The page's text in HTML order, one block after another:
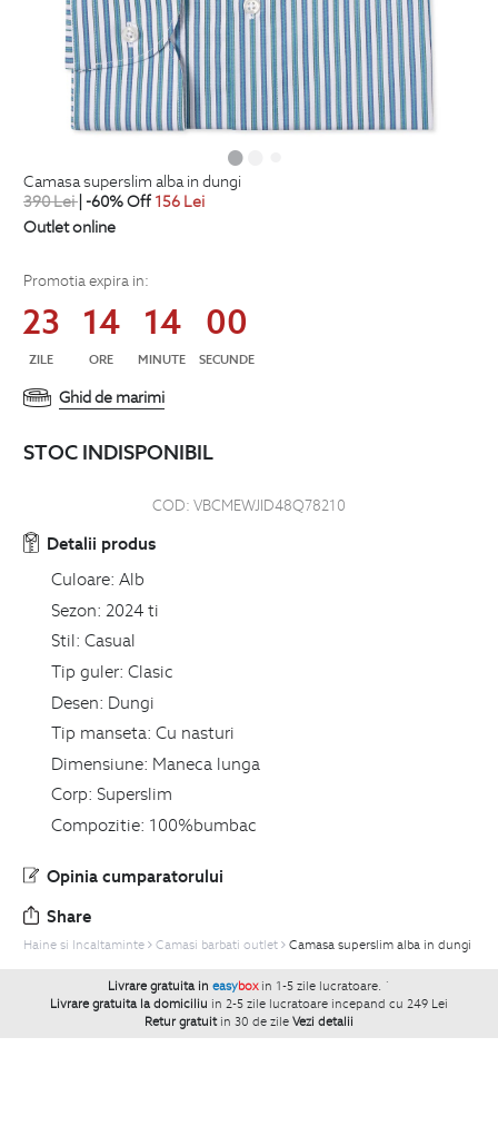
camasa superslim alba in dungi
390Lei| -60% Off 156 Lei
Outlet online
Promotia expira in:
23
ZILE
14
ORE
13
MINUTE
59
SECUNDE
Ghid de marimi
STOC INDISPONIBIL
COD: VBCMEWJID48Q78210
Detalii produs
Culoare: Alb
Sezon: 2024 ti
Stil: Casual
Tip guler: Clasic
Desen: Dungi
Tip manseta: Cu nasturi
Dimensiune: Maneca lunga
Corp: Superslim
Compozitie: 100%bumbac
Opinia cumparatorului
Share
Haine si Incaltaminte Camasi barbati outlet Camasa superslim alba in dungi
Livrare gratuita in easybox in 1-5 zile lucratoare. `
Livrare gratuita la domiciliu in 2-5 zile lucratoare incepand cu 249 Lei
Retur gratuit in 30 de zile Vezi detalii